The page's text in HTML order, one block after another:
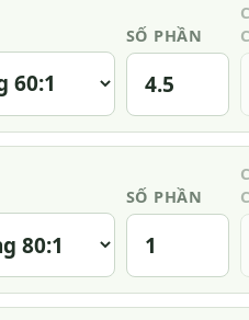
SỐ PHẦN
SỐ PHẦN